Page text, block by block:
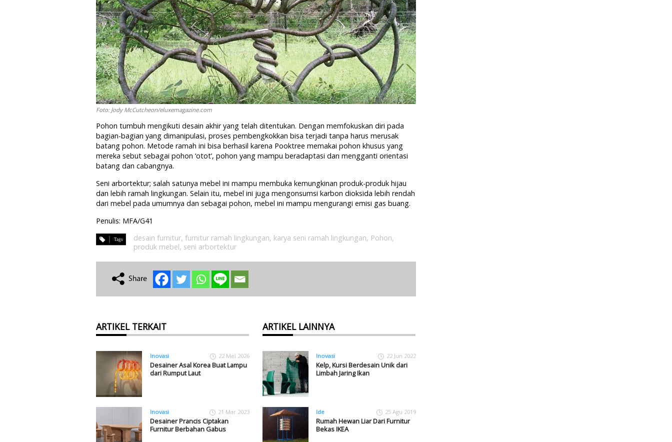
Foto: Jody McCutcheon/eluxemagazine.com
Pohon tumbuh mengikuti desain akhir yang telah ditentukan. Dengan memfokuskan diri pada
bagian-bagian yang dimanipulasi, proses pembengkokkan bisa terjadi tanpa harus merusak
batang pohon. Metode ramah ini bisa berhasil karena Pooktree memakai pohon khusus yang
mereka sebut sebagai pohon ‘otot’, pohon yang mampu beradaptasi dan mengganti orientasi
batang dan cabangnya.
Seni arbortektur; salah satunya mebel ini mampu membuka kemungkinan produk-produk hijau
dan lebih ramah lingkungan. Selain itu, mebel ini juga mengonsumsi karbon dioksida lebih rendah
dari mebel pada umumnya dan sebagai pohon, mebel ini mampu mengurangi emisi gas buang.
Penulis: MFA/G41
desain furnitur, furnitur ramah lingkungan, karya seni ramah lingkungan, Pohon,
produk mebel, seni arbortektur
ARTIKEL TERKAIT
Inovasi 22 Mei 2026
Desainer Asal Korea Buat Lampu
dari Rumput Laut
Inovasi 21 Mar 2023
Desainer Prancis Ciptakan
Furnitur Berbahan Gabus
ARTIKEL LAINNYA
Inovasi 22 Jun 2022
Kelp, Kursi Berdesain Unik dari
Limbah Jaring Ikan
Ide 25 Agu 2019
Rumah Hewan Liar Dari Furnitur
Bekas IKEA